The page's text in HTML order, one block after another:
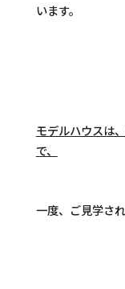
います。
モデルハウスは
で、
一度、ご見学さ